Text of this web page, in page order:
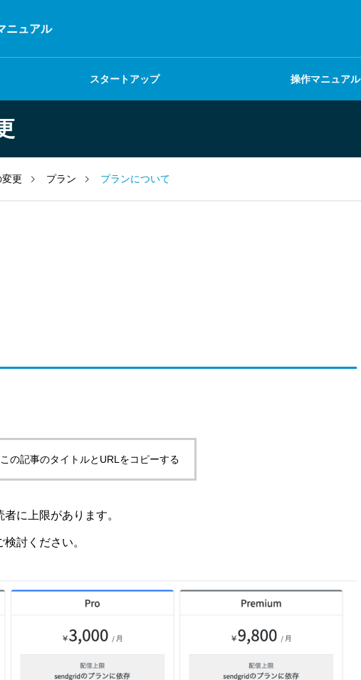
ニュアル
スタートアップ 操作マニュアル
SendGridとの連携
更 プラン プランについて
この記事のタイトルとURLをコピーする
に上限があります。
討ください。